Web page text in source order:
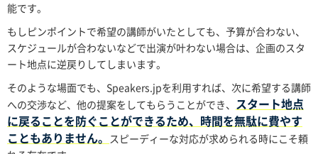
能です。
もしピンポイントで希望の講師がいたとしても、予算が合わない、
スケジュールが合わないなどで出演が叶わない場合は、企画のスタ
ート地点に逆戻りしてしまいます。
そのような場面でも、Speakers.jpを利用すれば、次に希望する講師
への交渉など、他の提案をしてもらうことができ、 スタート地点
に戻ることを防ぐことができるため、時間を無駄に費やす
こともありません。 スピーディーな対応が求められる時にこそ頼